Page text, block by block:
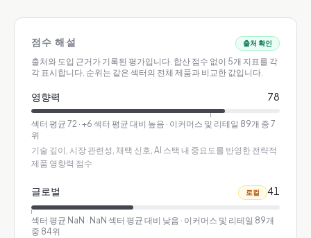
점수 해설 출처 확인
출처와 도입 근거가 기록된 평가입니다. 합산 점수 없이 5개 지표를 각
각 표시합니다. 순위는 같은 섹터의 전체 제품과 비교한 값입니다.
영향력 78
섹터 평균 72 · +6 섹터 평균 대비 높음 · 이커머스 및 리테일 89개 중 7
위
기술 깊이, 시장 관련성, 채택 신호, AI 스택 내 중요도를 반영한 전략적
제품 영향력 점수
글로벌 로컬 41
섹터 평균 NaN · NaN 섹터 평균 대비 낮음 · 이커머스 및 리테일 89개
중 84위